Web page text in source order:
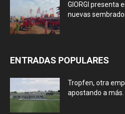
GIORGI presenta
nuevas
ENTRADAS POPULARES
Tropfen, otra
apostando a más.